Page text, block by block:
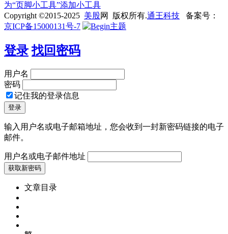
为“页脚小工具”添加小工具
Copyright ©2015-2025 美股网 版权所有.通王科技 备案号：
京ICP备15000131号-7
登录 找回密码
用户名
密码
记住我的登录信息
输入用户名或电子邮箱地址，您会收到一封新密码链接的电子
邮件。
用户名或电子邮件地址
文章目录